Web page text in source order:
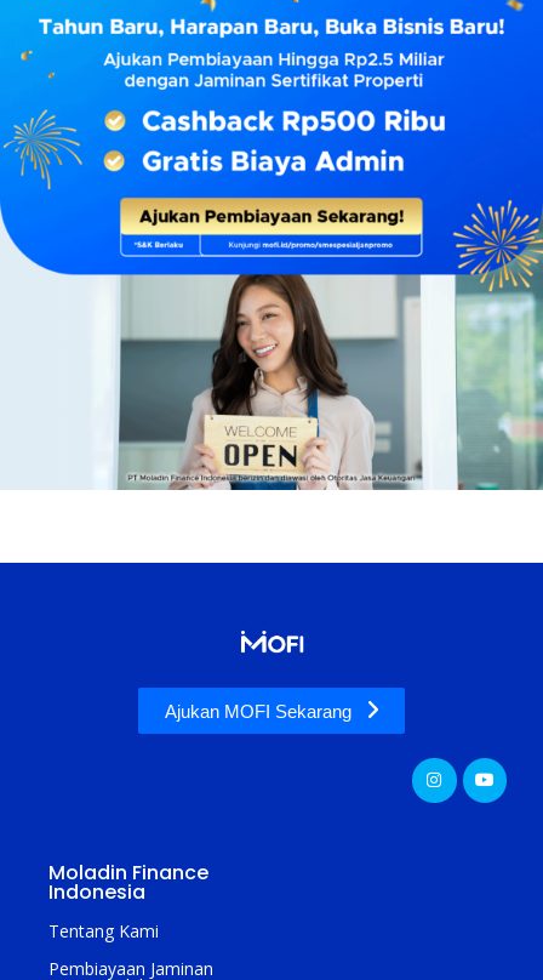
Ajukan MOFI Sekarang
Moladin Finance
Indonesia
Tentang Kami
Pembiayaan Jaminan